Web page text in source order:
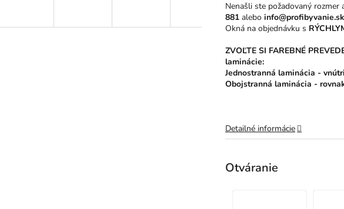
Otváranie
Nenašli ste požadovaný
881 alebo
Okná na objednávku s
ZVOĽTE SI FAREBNÉ
laminácie:
Jednostranná laminácia -
Obojstranná laminácia -
Detailné informácie